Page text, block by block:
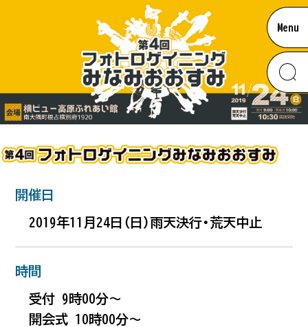
南大隅のあれこれ
ムービー
アクセス
Menu
開催日
2019年11月24日（日）雨天決行・荒天中止
時間
受付 9時00分～
開会式 10時00分～